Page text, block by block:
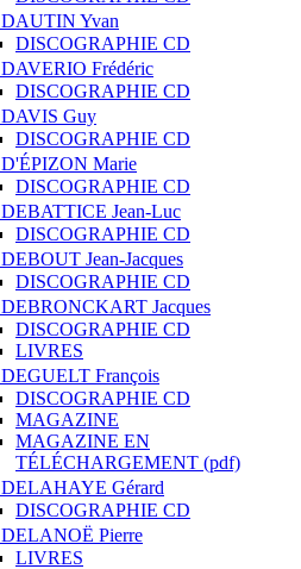
DAUTIN Yvan
DISCOGRAPHIE CD
DAVERIO Frédéric
DISCOGRAPHIE CD
DAVIS Guy
DISCOGRAPHIE CD
D'ÉPIZON Marie
DISCOGRAPHIE CD
DEBATTICE Jean-Luc
DISCOGRAPHIE CD
DEBOUT Jean-Jacques
DISCOGRAPHIE CD
DEBRONCKART Jacques
DISCOGRAPHIE CD
LIVRES
DEGUELT François
DISCOGRAPHIE CD
MAGAZINE
MAGAZINE EN
TÉLÉCHARGEMENT (pdf)
DELAHAYE Gérard
DISCOGRAPHIE CD
DELANOË Pierre
LIVRES